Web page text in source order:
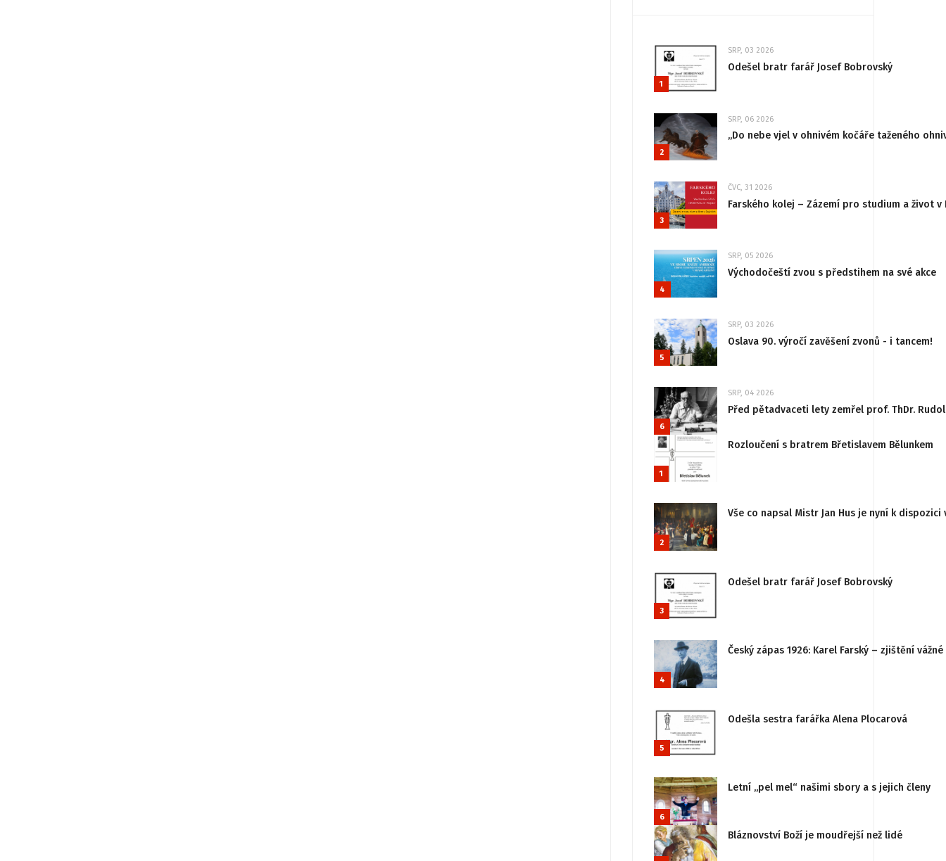
1
SRP, 03 2026
Odešel bratr farář Josef Bobrovský
2
SRP, 06 2026
„Do nebe vjel v ohnivém kočáře taženého
3
ČVC, 31 2026
Farského kolej – Zázemí pro studium a život v
4
SRP, 05 2026
Východočeští zvou s předstihem na své akce
5
SRP, 03 2026
Oslava 90. výročí zavěšení zvonů - i tancem!
6
SRP, 04 2026
Před pětadvaceti lety zemřel prof. ThDr.
1
Rozloučení s bratrem Břetislavem Bělunkem
2
Vše co napsal Mistr Jan Hus je nyní k
3
Odešel bratr farář Josef Bobrovský
4
Český zápas 1926: Karel Farský – zjištění
5
Odešla sestra farářka Alena Plocarová
6
Letní „pel mel“ našimi sbory a s jejich členy
Bláznovství Boží je moudřejší než lidé